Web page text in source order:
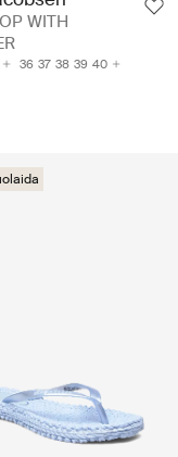
WITH
36 37 38 39 40